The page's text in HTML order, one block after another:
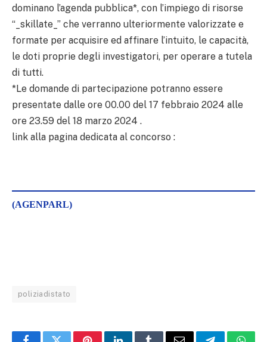
dominano l’agenda pubblica*, con l’impiego di risorse
“_skillate_” che verranno ulteriormente valorizzate e
formate per acquisire ed affinare l’intuito, le capacità,
le doti proprie degli investigatori, per operare a tutela
di tutti.
*Le domande di partecipazione potranno essere
presentate dalle ore 00.00 del 17 febbraio 2024 alle
ore 23.59 del 18 marzo 2024 .
link alla pagina dedicata al concorso :
(AGENPARL)
poliziadistato